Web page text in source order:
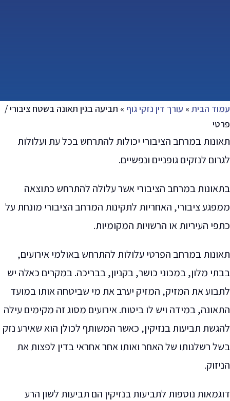
עמוד הבית » עורך דין נזקי גוף » תביעה בגין תאונה בשטח ציבורי /
פרטי
תאונות במרחב הציבורי יכולות להתרחש בכל עת ועלולות
לגרום לנזקים גופניים ונפשיים.
בתאונות במרחב הציבורי אשר עלולה להתרחש כתוצאה
ממפגע ציבורי, האחריות לתקינות המרחב הציבורי מונחת על
כתפי העיריות או הרשויות המקומיות.
תאונות במרחב הפרטי עלולות להתרחש באולמי אירועים,
בבתי מלון, במכוני כושר, בקניון, בבריכה. במקרים כאלה יש
לתבוע את המזיק, המזיק יערב את מי שביטחה אותו במועד
התאונה, במידה ויש לו ביטוח. אירועים מסוג זה מקימים עילה
להגשת תביעות בנזיקין, כאשר המשותף לכולן הוא שאירע נזק
בשל רשלנותו של האחר ואותו אחר אחראי בדין לפצות את
הניזוק.
דוגמאות נוספות לתביעות בנזיקין הם תביעות לשון הרע